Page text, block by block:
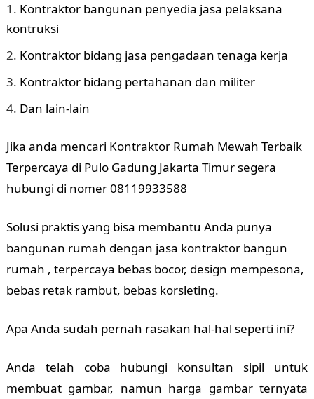
Kontraktor bangunan penyedia jasa pelaksana
kontruksi
Kontraktor bidang jasa pengadaan tenaga kerja
Kontraktor bidang pertahanan dan militer
Dan lain-lain
Jika anda mencari Kontraktor Rumah Mewah Terbaik
Terpercaya di Pulo Gadung Jakarta Timur segera
hubungi di nomer 08119933588
Solusi praktis yang bisa membantu Anda punya
bangunan rumah dengan jasa kontraktor bangun
rumah , terpercaya bebas bocor, design mempesona,
bebas retak rambut, bebas korsleting.
Apa Anda sudah pernah rasakan hal-hal seperti ini?
Anda telah coba hubungi konsultan sipil untuk
membuat gambar, namun harga gambar ternyata